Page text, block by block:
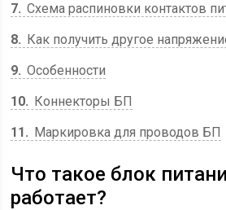
7 Схема распиновки контактов
8
Как получить другое
9 Особенности
10
Коннекторы БП
11
Маркировка для проводов БП
Что такое блок
работает?